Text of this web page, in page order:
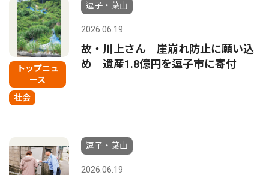
トップニュ
ース
社会
逗子・葉山
2026.06.19
故・川上さん 崖崩れ防止に願い込
め 遺産1.8億円を逗子市に寄付
逗子・葉山
2026.06.19